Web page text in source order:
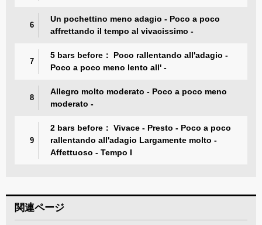
6
Un pochettino meno adagio - Poco a poco
affrettando il tempo al vivacissimo -
7
5 bars before： Poco rallentando all'adagio -
Poco a poco meno lento all' -
8
Allegro molto moderato - Poco a poco meno
moderato -
9
2 bars before： Vivace - Presto - Poco a poco
rallentando all'adagio Largamente molto -
Affettuoso - Tempo I
関連ページ